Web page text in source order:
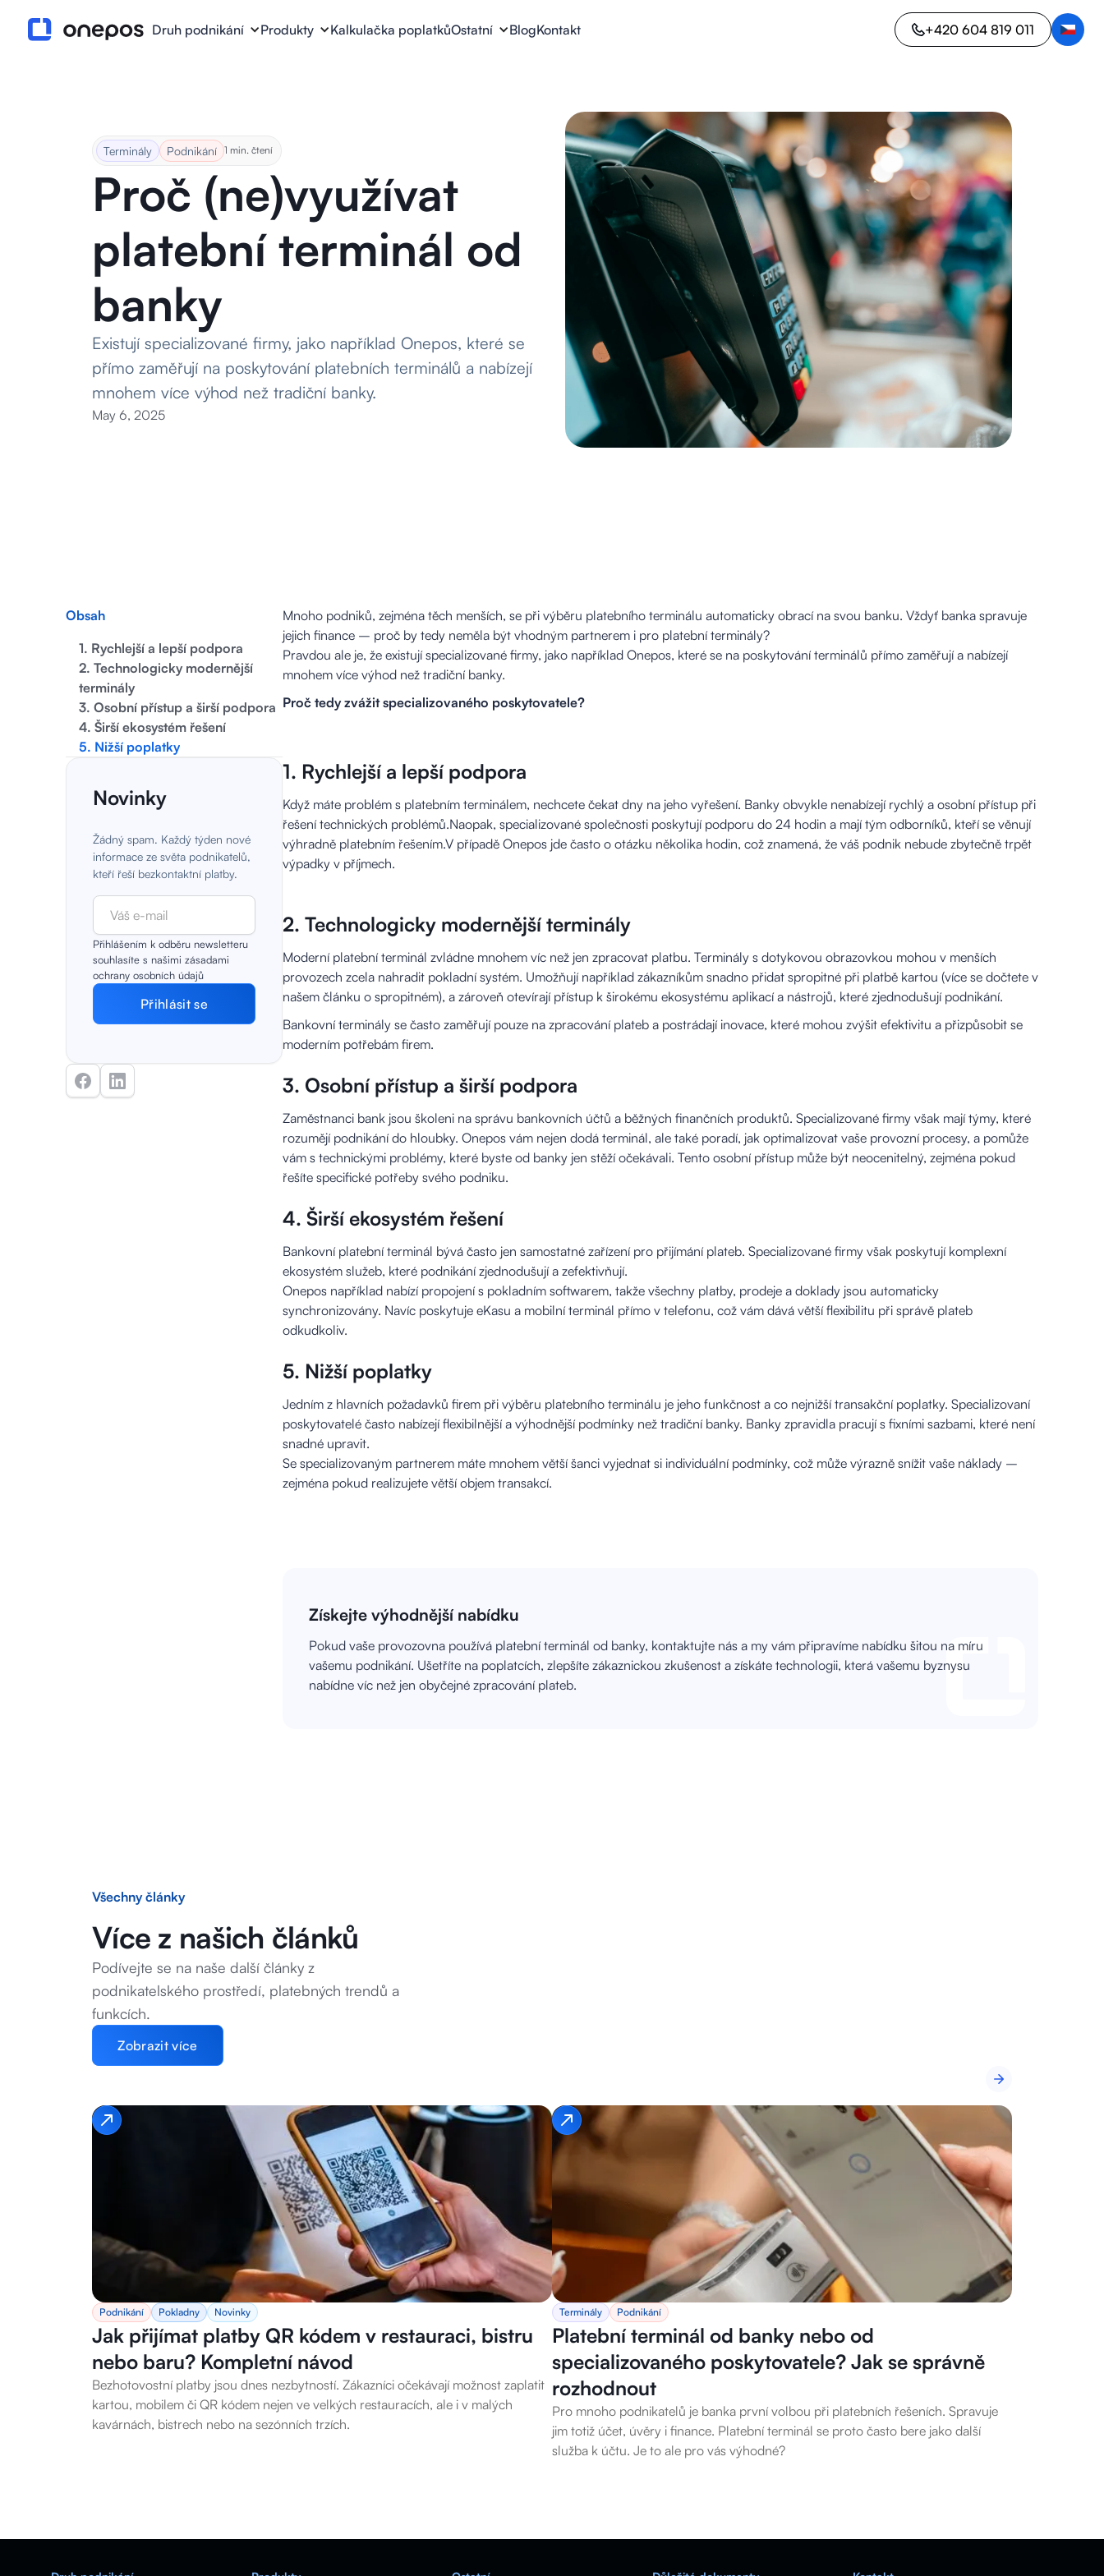
Druh podnikání Produkty Kalkulačka poplatkůOstatní BlogKontakt +420 604 819 011
Terminály Podnikání 1 min. čtení
Proč (ne)využívat
platební terminál od
banky
Existují specializované firmy, jako například Onepos, které se
přímo zaměřují na poskytování platebních terminálů a nabízejí
mnohem více výhod než tradiční banky.
May 6, 2025
Obsah
1. Rychlejší a lepší podpora
2. Technologicky modernější
terminály
3. Osobní přístup a širší podpora
4. Širší ekosystém řešení
5. Nižší poplatky
Novinky
Žádný spam. Každý týden nové
informace ze světa podnikatelů,
kteří řeší bezkontaktní platby.
Přihlášením k odběru newsletteru
souhlasíte s našimi zásadami
ochrany osobních údajů
Mnoho podniků, zejména těch menších, se při výběru platebního terminálu automaticky obrací na svou banku. Vždyť banka spravuje
jejich finance – proč by tedy neměla být vhodným partnerem i pro platební terminály?
Pravdou ale je, že existují specializované firmy, jako například Onepos, které se na poskytování terminálů přímo zaměřují a nabízejí
mnohem více výhod než tradiční banky.
Proč tedy zvážit specializovaného poskytovatele?
1. Rychlejší a lepší podpora
Když máte problém s platebním terminálem, nechcete čekat dny na jeho vyřešení. Banky obvykle nenabízejí rychlý a osobní přístup při
řešení technických problémů.Naopak, specializované společnosti poskytují podporu do 24 hodin a mají tým odborníků, kteří se věnují
výhradně platebním řešením.V případě Onepos jde často o otázku několika hodin, což znamená, že váš podnik nebude zbytečně trpět
výpadky v příjmech.
2. Technologicky modernější terminály
Moderní platební terminál zvládne mnohem víc než jen zpracovat platbu. Terminály s dotykovou obrazovkou mohou v menších
provozech zcela nahradit pokladní systém. Umožňují například zákazníkům snadno přidat spropitné při platbě kartou (více se dočtete v
našem článku o spropitném), a zároveň otevírají přístup k širokému ekosystému aplikací a nástrojů, které zjednodušují podnikání.
Bankovní terminály se často zaměřují pouze na zpracování plateb a postrádají inovace, které mohou zvýšit efektivitu a přizpůsobit se
moderním potřebám firem.
3. Osobní přístup a širší podpora
Zaměstnanci bank jsou školeni na správu bankovních účtů a běžných finančních produktů. Specializované firmy však mají týmy, které
rozumějí podnikání do hloubky. Onepos vám nejen dodá terminál, ale také poradí, jak optimalizovat vaše provozní procesy, a pomůže
vám s technickými problémy, které byste od banky jen stěží očekávali. Tento osobní přístup může být neocenitelný, zejména pokud
řešíte specifické potřeby svého podniku.
4. Širší ekosystém řešení
Bankovní platební terminál bývá často jen samostatné zařízení pro přijímání plateb. Specializované firmy však poskytují komplexní
ekosystém služeb, které podnikání zjednodušují a zefektivňují.
Onepos například nabízí propojení s pokladním softwarem, takže všechny platby, prodeje a doklady jsou automaticky
synchronizovány. Navíc poskytuje eKasu a mobilní terminál přímo v telefonu, což vám dává větší flexibilitu při správě plateb
odkudkoliv.
5. Nižší poplatky
Jedním z hlavních požadavků firem při výběru platebního terminálu je jeho funkčnost a co nejnižší transakční poplatky. Specializovaní
poskytovatelé často nabízejí flexibilnější a výhodnější podmínky než tradiční banky. Banky zpravidla pracují s fixními sazbami, které není
snadné upravit.
Se specializovaným partnerem máte mnohem větší šanci vyjednat si individuální podmínky, což může výrazně snížit vaše náklady –
zejména pokud realizujete větší objem transakcí.
Získejte výhodnější nabídku
Pokud vaše provozovna používá platební terminál od banky, kontaktujte nás a my vám připravíme nabídku šitou na míru
vašemu podnikání. Ušetříte na poplatcích, zlepšíte zákaznickou zkušenost a získáte technologii, která vašemu byznysu
nabídne víc než jen obyčejné zpracování plateb.
Všechny články
Více z našich článků
Podívejte se na naše další články z
podnikatelského prostředí, platebných trendů a
funkcích.
Zobrazit více
Podnikání Pokladny Novinky
Jak přijímat platby QR kódem v restauraci, bistru
nebo baru? Kompletní návod
Bezhotovostní platby jsou dnes nezbytností. Zákazníci očekávají možnost zaplatit
kartou, mobilem či QR kódem nejen ve velkých restauracích, ale i v malých
kavárnách, bistrech nebo na sezónních trzích.
Terminály Podnikání
Platební terminál od banky nebo od
specializovaného poskytovatele? Jak se správně
rozhodnout
Pro mnoho podnikatelů je banka první volbou při platebních řešeních. Spravuje
jim totiž účet, úvěry i finance. Platební terminál se proto často bere jako další
služba k účtu. Je to ale pro vás výhodné?